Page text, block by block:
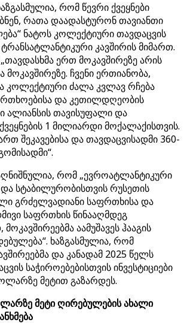
რომ წევრი ქვეყნები
რათა დაადასტურონ თავიანთი
ნატოს კოლექტიური თავდაცვის
კავშირის მიმართ.
„თავდასხმა ერთ მოკავშირეზე არის
მოკავშირეზე. ჩვენი ერთიანობა,
ძალა კვლავ რჩება
და კეთილდღეობის
ალიანსის თავისუფალი და
1 მილიარდი მოქალაქისთვის.
შეკავებისა და თავდაცვისადმი 360-
რომ „ევროატლანტიკური
სტაბილურობისთვის რუსეთის
გრძელვადიანი საფრთხისა და
საფრთხის წინააღმდეგ
აამუშავეს ჰააგის
ხაზგასმულია, რომ
და კანადამ 2025 წელს
საჭიროებებისთვის ინვესტიციები
მეტით გაზარდეს.
მეტი ღირებულების ახალი